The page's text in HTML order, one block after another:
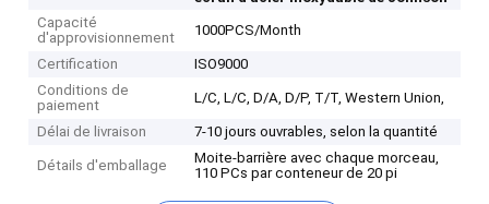
Capacité
d'approvisionnement
1000PCS/Month
Certification
ISO9000
Conditions de
paiement
L/C, L/C, D/A, D/P, T/T, Western Union,
Délai de livraison 7-10 jours ouvrables, selon la quantité
Détails d'emballage
Moite-barrière avec chaque morceau,
110 PCs par conteneur de 20 pi